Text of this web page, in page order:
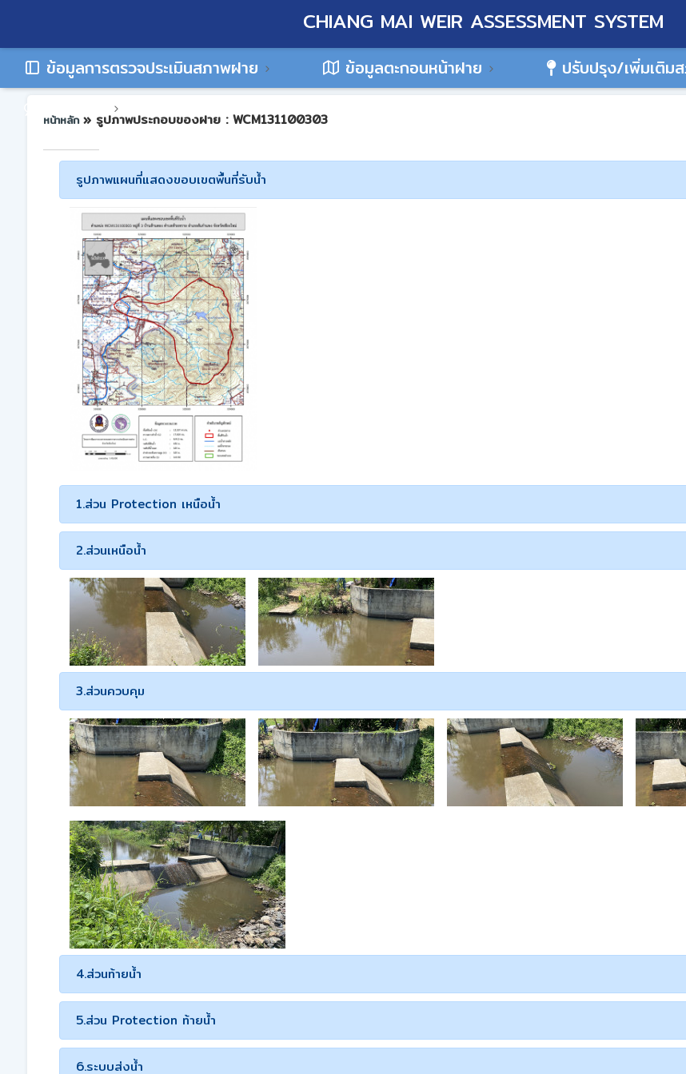
CHIANG MAI WEIR ASSESSMENT SYSTEM
ข้อมูลการตรวจประเมินสภาพฝาย ข้อมูลตะกอนหน้าฝาย ปรับปรุง/เพิ่มเติม
หน้าหลัก » รูปภาพประกอบของฝาย : WCM131100303
รูปภาพแผนที่แสดงขอบเขตพื้นที่รับน้ำ
1.ส่วน Protection เหนือน้ำ
2.ส่วนเหนือน้ำ
3.ส่วนควบคุม
4.ส่วนท้ายน้ำ
5.ส่วน Protection ท้ายน้ำ
6.ระบบส่งน้ำ